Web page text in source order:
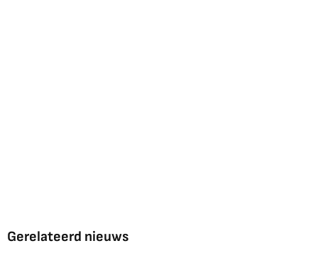
Gerelateerd nieuws